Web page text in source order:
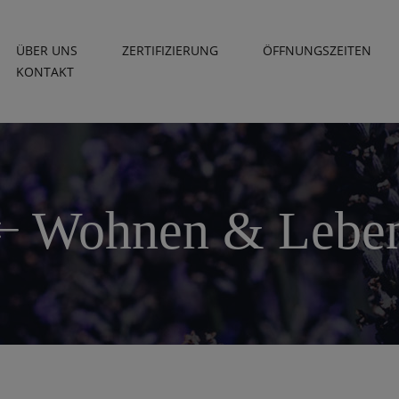
ÜBER UNS ZERTIFIZIERUNG
ÖFFNUNGSZEITEN
KONTAKT
Wohnen &